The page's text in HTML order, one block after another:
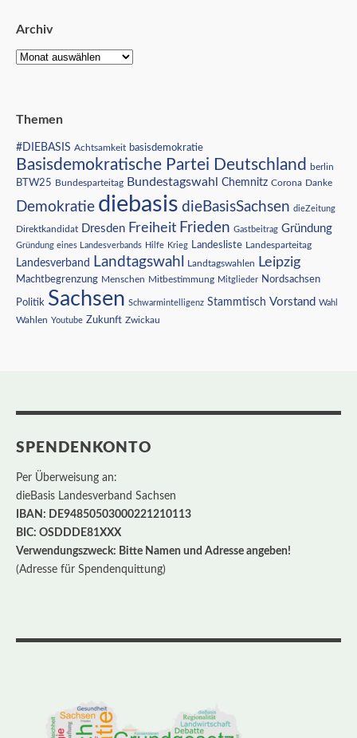
Archiv
Themen
#DIEBASIS Achtsamkeit basisdemokratie
Basisdemokratische Partei Deutschland berlin
BTW25 Bundesparteitag Bundestagswahl Chemnitz Corona Danke
Demokratie diebasis dieBasisSachsen dieZeitung
Direktkandidat Dresden Freiheit Frieden Gastbeitrag Gründung
Gründung eines Landesverbands Hilfe Krieg Landesliste Landesparteitag
Landesverband Landtagswahl Landtagswahlen Leipzig
Machtbegrenzung Menschen Mitbestimmung Mitglieder Nordsachsen
Politik Sachsen Schwarmintelligenz Stammtisch Vorstand Wahl
Wahlen Youtube Zukunft Zwickau
SPENDENKONTO
Per Überweisung an:
dieBasis Landesverband Sachsen
IBAN: DE94850503000221210113
BIC: OSDDDE81XXX
Verwendungszweck: Bitte Namen und Adresse angeben!
(Adresse für Spendenquittung)